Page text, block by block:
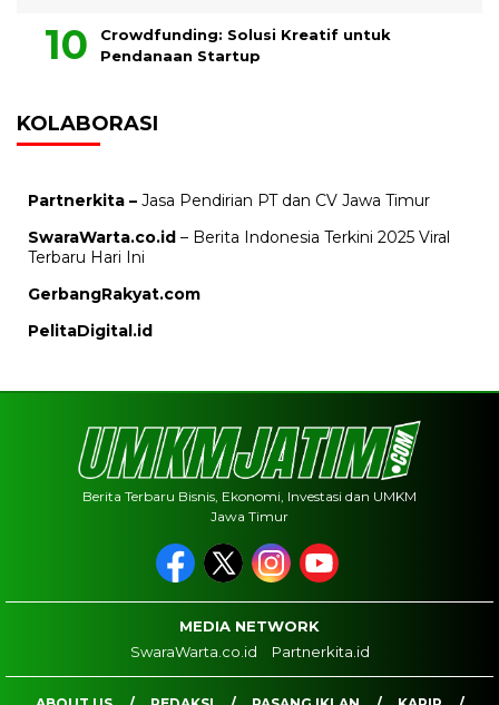
Crowdfunding: Solusi Kreatif untuk
Pendanaan Startup
KOLABORASI
Partnerkita – Jasa Pendirian PT dan CV Jawa Timur
SwaraWarta.co.id – Berita Indonesia Terkini 2025 Viral
Terbaru Hari Ini
GerbangRakyat.com
PelitaDigital.id
Berita Terbaru Bisnis, Ekonomi, Investasi dan UMKM
Jawa Timur
MEDIA NETWORK
SwaraWarta.co.id
Partnerkita.id